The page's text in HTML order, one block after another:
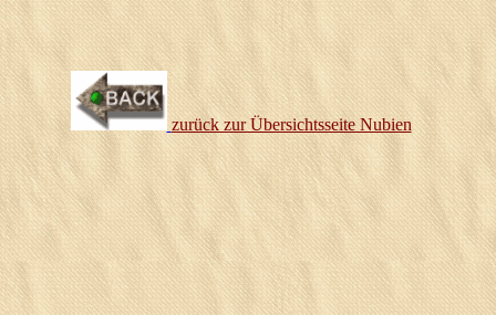
zurück zur Übersichtsseite Nubien